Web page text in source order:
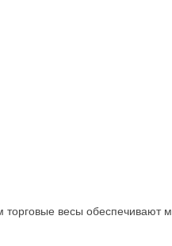
весы обеспечивают